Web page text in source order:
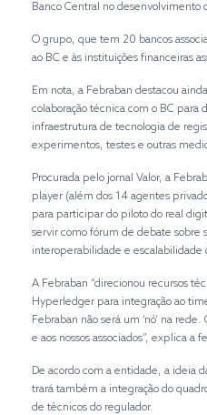
Banco Central no
O grupo, que tem 20 bancos
ao BC e às instituições financeiras
Em nota, a Febraban destacou
colaboração técnica com o BC
infraestrutura de tecnologia de
experimentos, testes e outras
Procurada pelo jornal Valor, a
player (além dos 14 agentes
para participar do piloto do real
servir como fórum de debate sobre
interoperabilidade e escalabilidade
A Febraban “direcionou recursos
Hyperledger para integração ao
Febraban não será um ‘nó’ na
e aos nossos associados”, explica a
De acordo com a entidade, a ideia
trará também a integração do
de técnicos do regulador.